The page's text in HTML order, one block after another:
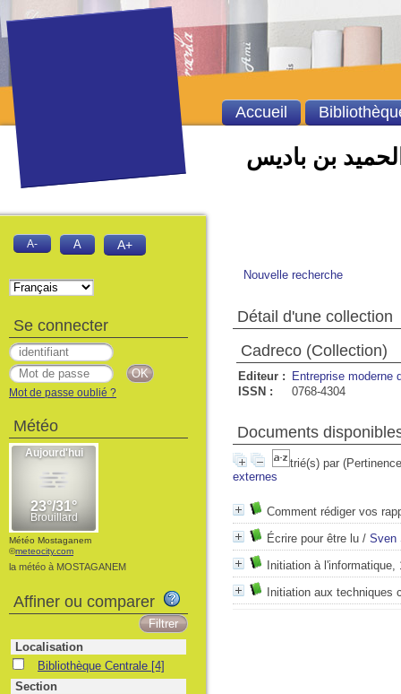
بن باديس
Nouvelle recherche
Détail d'une collection
Cadreco (Collection)
Editeur :
Entreprise moderne
ISSN :
0768-4304
Documents
trié(s) par
externes
Comment rédiger vos
Écrire pour être lu / Sven
Initiation à
Initiation aux techniques
Accueil
A- A A+
Se connecter
Mot de passe oublié ?
Météo
Météo Mostaganem
©meteocity.com
la météo à MOSTAGANEM
Affiner ou comparer
Localisation
Bibliothèque Centrale [4]
Section